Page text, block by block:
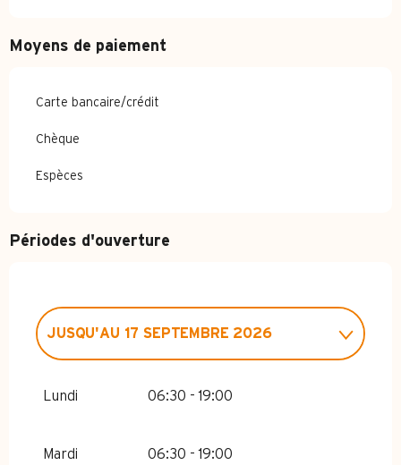
Moyens de paiement
Carte bancaire/crédit
Chèque
Espèces
Périodes d'ouverture
JUSQU'AU 17 SEPTEMBRE 2026
Lundi 06:30 - 19:00
Mardi 06:30 - 19:00